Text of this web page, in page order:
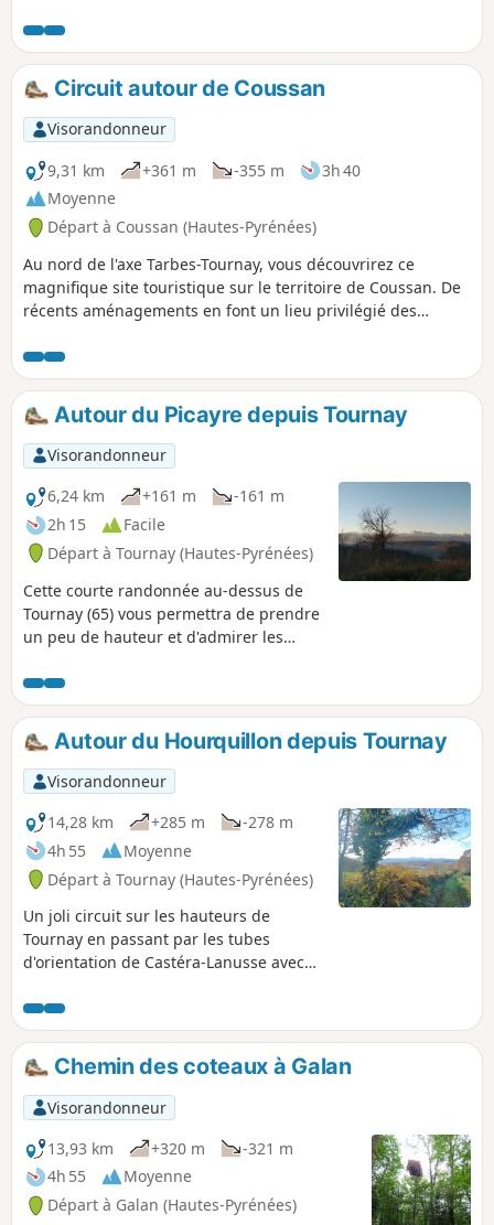
se fait à partir de l'église d'Antin. Circuit bien ombragé.
Circuit autour de Coussan
Visorandonneur
9,31 km
+361 m -355 m
3h 40
Moyenne
Départ à Coussan (Hautes-Pyrénées)
Au nord de l'axe Tarbes-Tournay, vous découvrirez ce
magnifique site touristique sur le territoire de Coussan. De
récents aménagements en font un lieu privilégié des
Darré, réalisable en moins de 3 h malgré de multiples
arrêts. Vous découvrirez une splendide vue sur la chaine
des Pyrénées. Ce circuit peut se faire en marche nordique.
Compter alors 2 h avec les échauffements et les étirements.
Les abords du lac sont un lieu idyllique pour un pique-
nique et faire une sieste. Des équipements sportifs et du
matériel pour réparer vos vélos (vélo route 81) sont en place
ainsi qu'un circuit d'accrobranches. Un sympathique petit
restaurant complète l'accueil de ce site.
Autour du Picayre depuis Tournay
Visorandonneur
6,24 km
+161 m
-161 m
2h 15
Facile
Départ à Tournay (Hautes-Pyrénées)
Cette courte randonnée au-dessus de
Tournay (65) vous permettra de prendre
un peu de hauteur et d'admirer les
Autour du Hourquillon depuis Tournay
Visorandonneur
14,28 km
+285 m
-278 m
4h 55
Moyenne
Départ à Tournay (Hautes-Pyrénées)
Un joli circuit sur les hauteurs de
Tournay en passant par les tubes
d'orientation de Castéra-Lanusse avec
Chemin des coteaux à Galan
Visorandonneur
13,93 km
+320 m
-321 m
4h 55
Moyenne
Départ à Galan (Hautes-Pyrénées)